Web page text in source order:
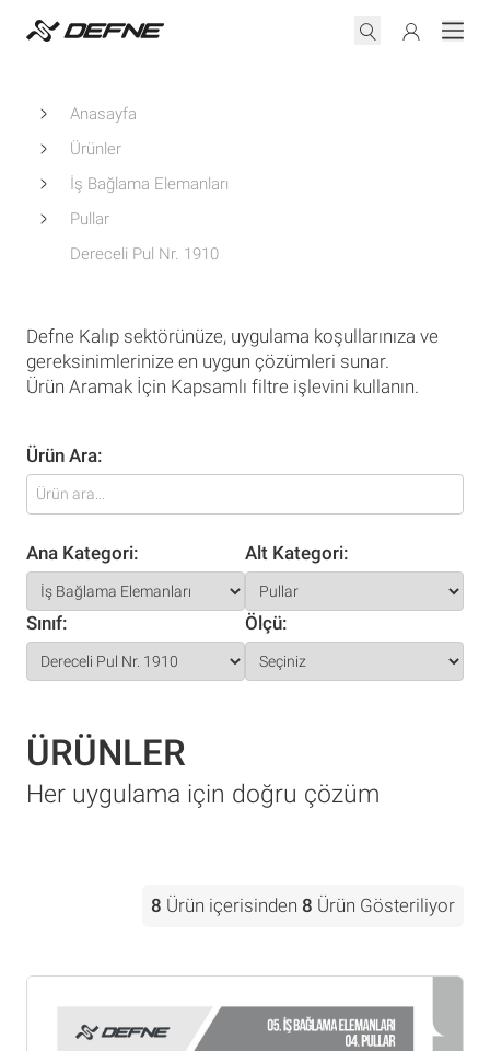
Anasayfa
Ürünler
İş Bağlama Elemanları
Pullar
Dereceli Pul Nr. 1910
Defne Kalıp sektörünüze, uygulama koşullarınıza ve
gereksinimlerinize en uygun çözümleri sunar.
Ürün Aramak İçin Kapsamlı filtre işlevini kullanın.
Ürün Ara:
Ana Kategori: Alt Kategori:
Sınıf: Ölçü:
ÜRÜNLER
Her uygulama için doğru çözüm
8 Ürün içerisinden 8 Ürün Gösteriliyor